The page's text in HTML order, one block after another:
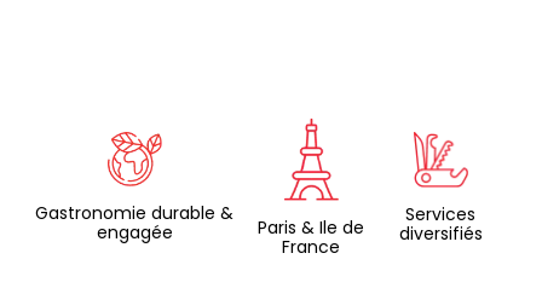
Gastronomie durable &
engagée
Paris & Ile de
France
Services
diversifiés